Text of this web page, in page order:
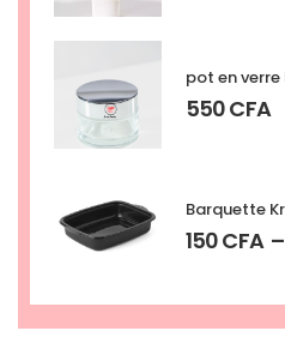
pot en verre
550CFA
Barquette
150CFA –